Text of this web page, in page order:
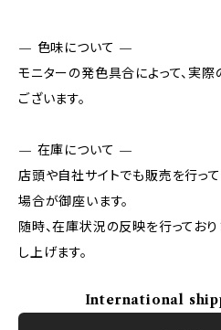
— 色味について —
モニターの発色具合によって、実
ございます。
— 在庫について —
店頭や自社サイトでも販売を行っ
場合が御座います。
随時、在庫状況の反映を行ってお
し上げます。
International